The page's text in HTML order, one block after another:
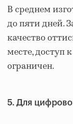
В среднем
до пяти дней.
качество
месте, доступ
ограничен.
5. Для